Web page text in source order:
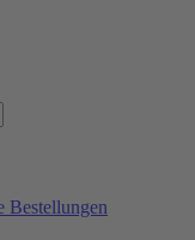
Bestellungen